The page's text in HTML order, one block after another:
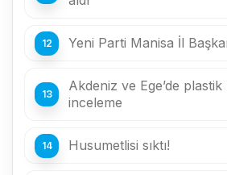
Yeni Parti Manisa İl
Akdeniz ve Ege’de
inceleme
Husumetlisi sıktı!